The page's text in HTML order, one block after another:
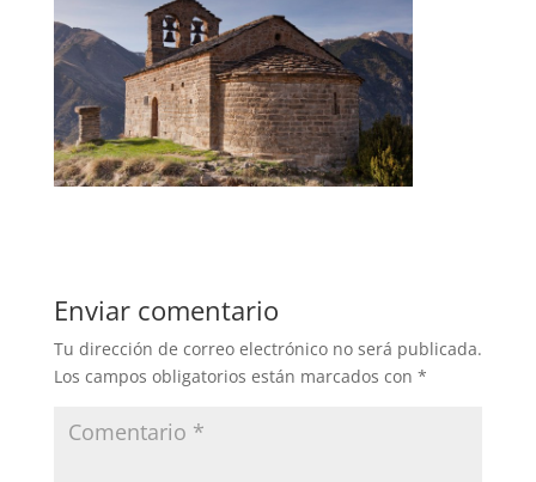
Enviar comentario
Tu dirección de correo electrónico no será publicada.
Los campos obligatorios están marcados con *